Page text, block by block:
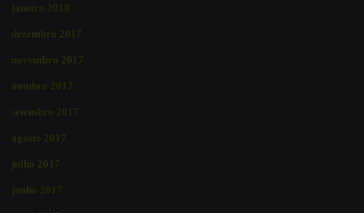
janeiro 2018
dezembro 2017
novembro 2017
outubro 2017
setembro 2017
agosto 2017
julho 2017
junho 2017